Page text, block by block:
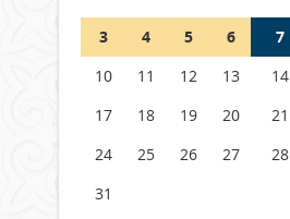
Германия аптап ыстыққа
бастады
04 тамыз 2026 ж.
3
4 5 6 7
10
11 12 13 14
17
18 19 20 21
24
25 26 27 28
31